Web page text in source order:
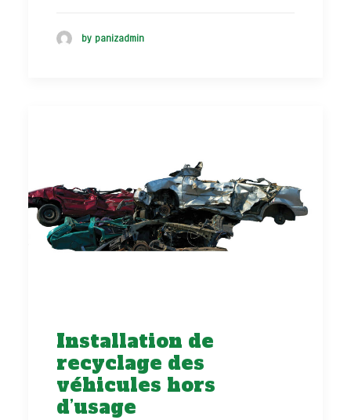
by panizadmin
Installation de
recyclage des
véhicules hors
d’usage